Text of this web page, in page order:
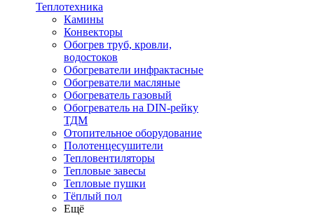
Теплотехника
Камины
Конвекторы
Обогрев труб, кровли,
водостоков
Обогреватели инфрактасные
Обогреватели масляные
Обогреватель газовый
Обогреватель на DIN-рейку
ТДМ
Отопительное оборудование
Полотенцесушители
Тепловентиляторы
Тепловые завесы
Тепловые пушки
Тёплый пол
Ещё